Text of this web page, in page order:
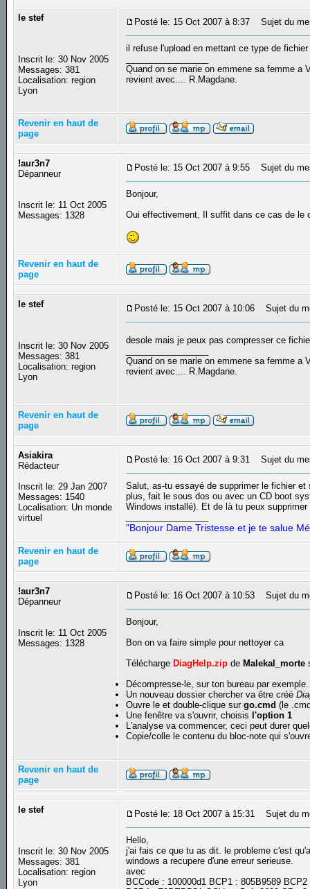
le stef
Inscrit le: 30 Nov 2005
Messages: 381
Localisation: region
Lyon
Posté le: 15 Oct 2007 à 8:37 Sujet du
il refuse l'upload en mettant ce type de
Quand on se marie on emmene sa femme a
revient avec.... R.Magdane.
Revenir en haut de
page
!aur3n7
Dépanneur
Inscrit le: 11 Oct 2005
Messages: 1328
Posté le: 15 Oct 2007 à 9:55 Sujet du
Bonjour,
Oui effectivement, Il suffit dans ce cas de le
Revenir en haut de
page
le stef
Inscrit le: 30 Nov 2005
Messages: 381
Localisation: region
Lyon
Posté le: 15 Oct 2007 à 10:06 Sujet du
desole mais je peux pas compresser ce
Quand on se marie on emmene sa femme a
revient avec.... R.Magdane.
Revenir en haut de
page
Asiakira
Rédacteur
Inscrit le: 29 Jan 2007
Messages: 1540
Localisation: Un monde
virtuel
Posté le: 16 Oct 2007 à 9:31 Sujet du
Salut, as-tu essayé de supprimer le fichier
plus, fait le sous dos ou avec un CD boot
Windows installé). Et de là tu peux
"Bonjour Dame Tristesse et je te salue
Revenir en haut de
page
!aur3n7
Dépanneur
Inscrit le: 11 Oct 2005
Messages: 1328
Posté le: 16 Oct 2007 à 10:53 Sujet du
Bonjour,
Bon on va faire simple pour nettoyer ca
Télécharge DiagHelp.zip de Malekal_morte
Décompresse-le, sur ton bureau par exemple.
Un nouveau dossier chercher va être créé
Ouvre le et double-clique surgo.cmd (le
Une fenêtre va s'ouvrir, choisis l'option 1
L'analyse va commencer, ceci peut durer
Copie/colle le contenu du bloc-note qui
Revenir en haut de
page
le stef
Inscrit le: 30 Nov 2005
Messages: 381
Localisation: region
Lyon
Posté le: 18 Oct 2007 à 15:31 Sujet du
Hello,
j'ai fais ce que tu as dit. le probleme c'est
windows a recupere d'une erreur serieuse.
avec
BCCode : 100000d1 BCP1 : 805B9589